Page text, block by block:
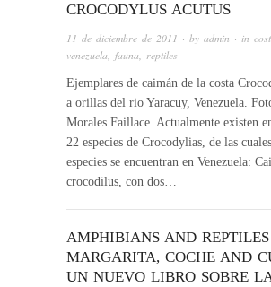
CROCODYLUS ACUTUS
11 de diciembre de 2011 · by admin · in
venezuela
fauna reptiles
Ejemplares de caimán de la costa
a orillas del rio Yaracuy, Venezuela.
Morales Faillace. Actualmente existen
22 especies de Crocodylias, de las
especies se encuentran en Venezuela:
crocodilus, con dos…
AMPHIBIANS AND
MARGARITA, COCHE AND
UN NUEVO LIBRO SOBRE